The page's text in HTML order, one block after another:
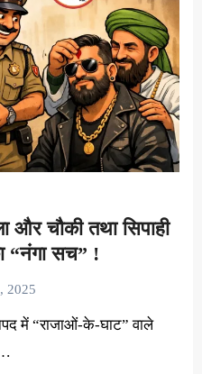
और चौकी तथा सिपाही
“नंगा सच” !
2025